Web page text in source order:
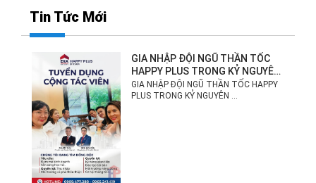
Tin Tức Mới
GIA NHẬP ĐỘI NGŨ THẦN TỐC
HAPPY PLUS TRONG KỶ NGUYÊN
MỚI!
GIA NHẬP ĐỘI NGŨ THẦN TỐC HAPPY
PLUS TRONG KỶ NGUYÊN ...